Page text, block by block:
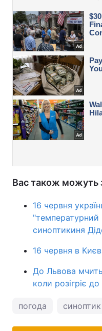
Вас також можуть
16 червня
синоптикиня
16 червня в
До Львова
коли розігріє
погода синоптик